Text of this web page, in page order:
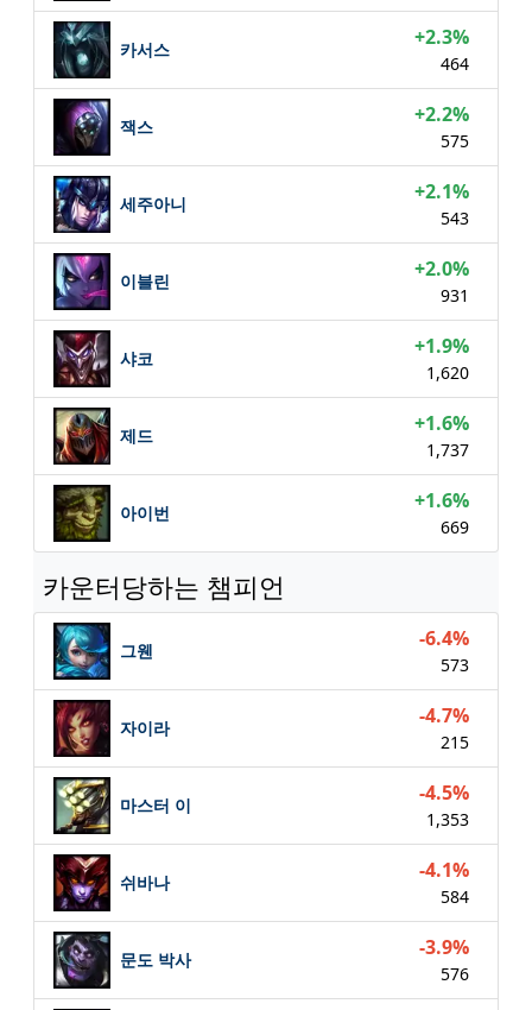
카서스 +2.3%
464
잭스 +2.2%
575
세주아니 +2.1%
543
이블린 +2.0%
931
샤코 +1.9%
1,620
제드 +1.6%
1,737
아이번 +1.6%
669
카운터당하는 챔피언
그웬 -6.4%
573
자이라 -4.7%
215
마스터 이 -4.5%
1,353
쉬바나 -4.1%
584
문도 박사 -3.9%
576